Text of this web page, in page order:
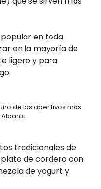
popular en toda
en la mayoría de
ligero y para
de los aperitivos más
tradicionales de
plato de cordero con
de yogurt y